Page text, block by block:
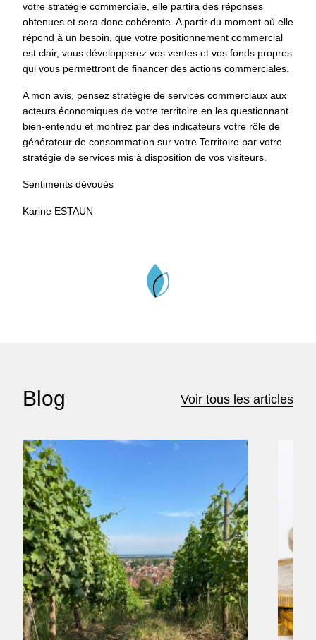
votre stratégie commerciale, elle partira des réponses
obtenues et sera donc cohérente. A partir du moment où elle
répond à un besoin, que votre positionnement commercial
est clair, vous développerez vos ventes et vos fonds propres
qui vous permettront de financer des actions commerciales.
A mon avis, pensez stratégie de services commerciaux aux
acteurs économiques de votre territoire en les questionnant
bien-entendu et montrez par des indicateurs votre rôle de
générateur de consommation sur votre Territoire par votre
stratégie de services mis à disposition de vos visiteurs.
Sentiments dévoués
Karine ESTAUN
Blog Voir tous les articles